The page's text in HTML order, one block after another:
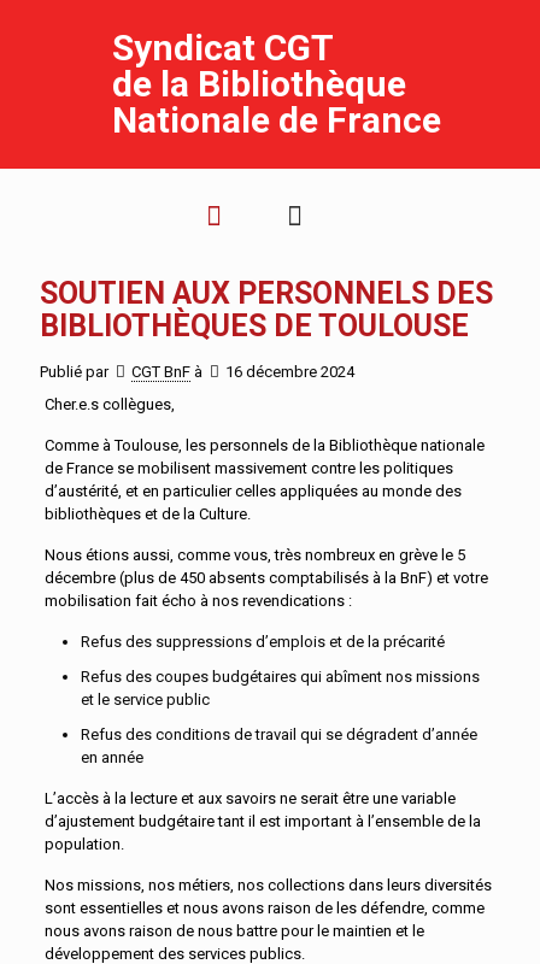
Syndicat CGT
de la Bibliothèque
Nationale de France
SOUTIEN AUX PERSONNELS DES
BIBLIOTHÈQUES DE TOULOUSE
Publié par CGT BnF à
16 décembre 2024
Cher.e.s collègues,
Comme à Toulouse, les personnels de la Bibliothèque nationale
de France se mobilisent massivement contre les politiques
d’austérité, et en particulier celles appliquées au monde des
bibliothèques et de la Culture.
Nous étions aussi, comme vous, très nombreux en grève le 5
décembre (plus de 450 absents comptabilisés à la BnF) et votre
mobilisation fait écho à nos revendications :
Refus des suppressions d’emplois et de la précarité
Refus des coupes budgétaires qui abîment nos missions
et le service public
Refus des conditions de travail qui se dégradent d’année
en année
L’accès à la lecture et aux savoirs ne serait être une variable
d’ajustement budgétaire tant il est important à l’ensemble de la
population.
Nos missions, nos métiers, nos collections dans leurs diversités
sont essentielles et nous avons raison de les défendre, comme
nous avons raison de nous battre pour le maintien et le
développement des services publics.